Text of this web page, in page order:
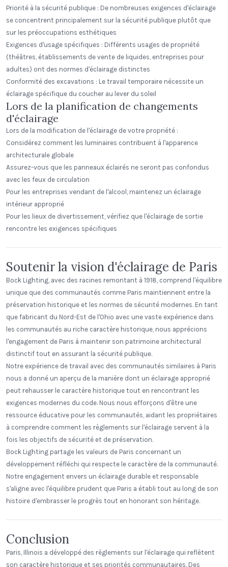
Priorité à la sécurité publique : De nombreuses exigences d'éclairage
se concentrent principalement sur la sécurité publique plutôt que
sur les préoccupations esthétiques
Exigences d'usage spécifiques : Différents usages de propriété
(théâtres, établissements de vente de liquides, entreprises pour
adultes) ont des normes d'éclairage distinctes
Conformité des excavations : Le travail temporaire nécessite un
éclairage spécifique du coucher au lever du soleil
Lors de la planification de changements
d'éclairage
Lors de la modification de l'éclairage de votre propriété :
Considérez comment les luminaires contribuent à l'apparence
architecturale globale
Assurez-vous que les panneaux éclairés ne seront pas confondus
avec les feux de circulation
Pour les entreprises vendant de l'alcool, maintenez un éclairage
intérieur approprié
Pour les lieux de divertissement, vérifiez que l'éclairage de sortie
rencontre les exigences spécifiques
Soutenir la vision d'éclairage de Paris
Bock Lighting, avec des racines remontant à 1918, comprend l'équilibre
unique que des communautés comme Paris maintiennent entre la
préservation historique et les normes de sécurité modernes. En tant
que fabricant du Nord-Est de l'Ohio avec une vaste expérience dans
les communautés au riche caractère historique, nous apprécions
l'engagement de Paris à maintenir son patrimoine architectural
distinctif tout en assurant la sécurité publique.
Notre expérience de travail avec des communautés similaires à Paris
nous a donné un aperçu de la manière dont un éclairage approprié
peut rehausser le caractère historique tout en rencontrant les
exigences modernes du code. Nous nous efforçons d'être une
ressource éducative pour les communautés, aidant les propriétaires
à comprendre comment les règlements sur l'éclairage servent à la
fois les objectifs de sécurité et de préservation.
Bock Lighting partage les valeurs de Paris concernant un
développement réfléchi qui respecte le caractère de la communauté.
Notre engagement envers un éclairage durable et responsable
s'aligne avec l'équilibre prudent que Paris a établi tout au long de son
histoire d'embrasser le progrès tout en honorant son héritage.
Conclusion
Paris, Illinois a développé des règlements sur l'éclairage qui reflètent
son caractère historique et ses priorités communautaires. Des